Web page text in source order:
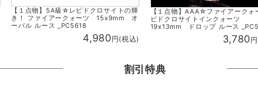
【１点物】5A級☆レピドクロサイトの輝
き！ ファイアークォーツ 15x9mm オ
ーバル ルース _PC5618
4,980円(税込)
【１点物】AAA☆ファイアークォ
ピドクロサイトインクォーツ
19x13mm ドロップ ルース
3,780
割引特典